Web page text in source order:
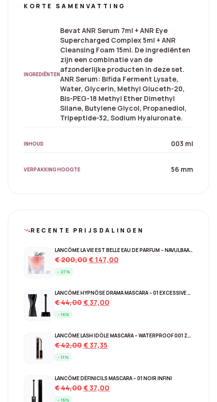
KORTE SAMENVATTING
INGREDIËNTEN
Bevat ANR Serum 7ml + ANR Eye
Supercharged Complex 5ml + ANR
Cleansing Foam 15ml. De ingrediënten
zijn een combinatie van de
afzonderlijke producten in deze set.
ANR Serum: Bifida Ferment Lysate,
Water, Glycerin, Methyl Gluceth-20,
Bis-PEG-18 Methyl Ether Dimethyl
Silane, Butylene Glycol, Propanediol,
Tripeptide-32, Sodium Hyaluronate.
INHOUD 003 ml
VERPAKKING HOOGTE 56 mm
trending_downRECENTE PRIJSDALINGEN
LANCÔME LA VIE EST BELLE EAU DE PARFUM – NAVULBAAR 150 ML
€200,00Original
€ 200,00.
€ 147,00
- 27%
LANCÔME HYPNÔSE DRAMA MASCARA – 01 EXCESSIVE BLACK
€44,00Original
€ 44,00.
€37,00
- 16%
LANCÔME LASH IDÔLE MASCARA – WATERPROOF 001 ZWART
€42,00Original
€ 42,00.
€37,35
- 11%
LANCÔME DÉFINICILS MASCARA – 01 NOIR INFINI
€44,00Original
€37,00
- 16%